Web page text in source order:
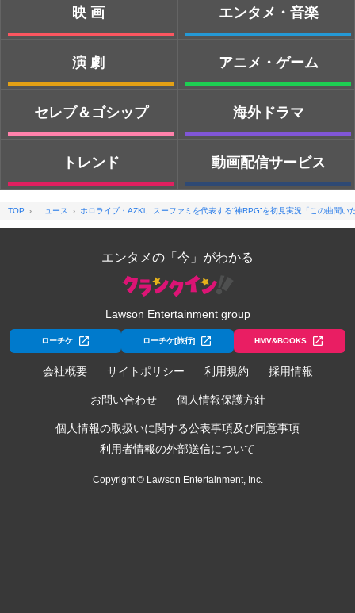
映画
演劇
セレブ＆ゴシップ
トレンド
エンタメ・音楽
アニメ・ゲーム
海外ドラマ
動画配信サービス
TOP ニュース ホロライブ・AZKi、スーファミを代表する“神RPG”を初見実況「この曲聞い
エンタメの「今」がわかる
Lawson Entertainment group
ローチケ ローチケ[旅行] HMV&BOOKS
会社概要 サイトポリシー 利用規約 採用情報
お問い合わせ 個人情報保護方針
個人情報の取扱いに関する公表事項及び同意事項
利用者情報の外部送信について
Copyright © Lawson Entertainment, Inc.